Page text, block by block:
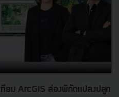
ทียม ArcGIS ส่องพิกัดแปลงปลูก